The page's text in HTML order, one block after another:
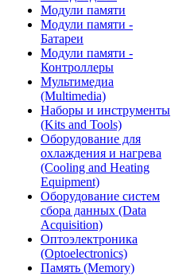
Модули памяти
Модули памяти -
Батареи
Модули памяти -
Контроллеры
Мультимедиа
(Multimedia)
Наборы и инструменты
(Kits and Tools)
Оборудование для
охлаждения и нагрева
(Cooling and Heating
Equipment)
Оборудование систем
сбора данных (Data
Acquisition)
Оптоэлектроника
(Optoelectronics)
Память (Memory)